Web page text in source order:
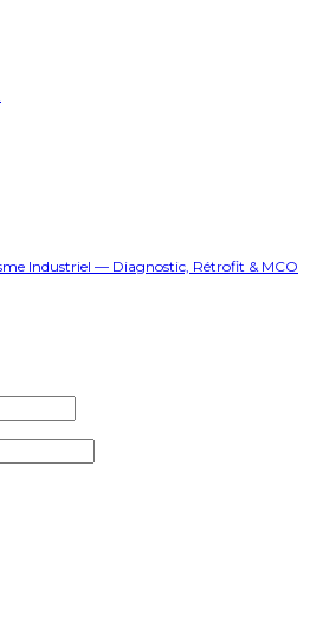
Industriel — Diagnostic, Rétrofit & MCO